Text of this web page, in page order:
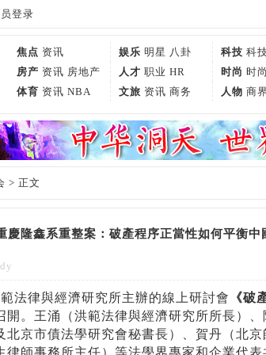
登录
焦点 资讯 娱乐 明星 八卦 科技 科
房产 资讯 房地产 人才 职业 HR 时尚 时尚
体育 资讯 NBA 文旅 资讯 商务 人物 商
> 正文
慶隆鑫系重整案：破產程序正當性如何平衡中
律與經濟研究所主辦的線上研討會
《破
開。王涌（洪範法律與經濟研究所所長）
北京市債法學研究會秘書長）、賀丹（北
律師事務所主任）等法學界專家和企業代